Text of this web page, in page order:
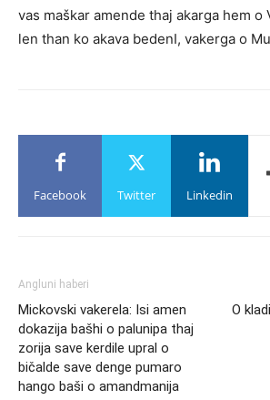
vas maškar amende thaj akarga hem o
len than ko akava bedenI, vakerga o
Facebook Twitter Linkedin
Angluni haberi
Mickovski vakerela: Isi amen
dokazija bašhi o palunipa thaj
zorija save kerdile upral o
bičalde save denge pumaro
hango baši o amandmanija
O